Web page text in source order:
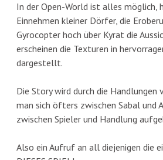
In der Open-World ist alles möglich,
Einnehmen kleiner Dörfer, die
Gyrocopter hoch über Kyrat die
erscheinen die Texturen in
dargestellt.
Die Story wird durch die
man sich öfters zwischen Sabal und
zwischen Spieler und Handlung
Also ein Aufruf an all diejenigen die